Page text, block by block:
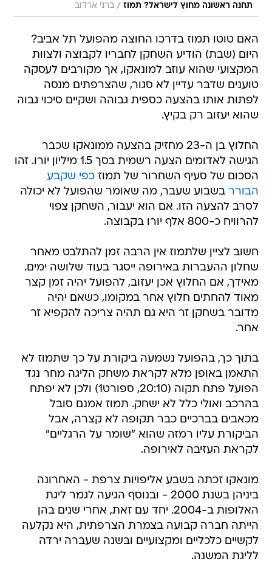
תחנה ראשונה מחוץ לישראל? תמוז / ברני ארדוב
האם טוטו תמוז בדרכו החוצה מהפועל תל אביב?
היום (שבת) הודיע השחקן לחבריו לקבוצה ולצוות
המקצועי שהוא עוזב למונאקו, אך מקורבים לעסקה
טוענים שדבר עדיין לא סגור, שהצרפתים מנסה
לפתות אותו בהצעה כספית גבוהה ושקיים סיכוי גבוה
שהוא יעזוב רק בקיץ.
החלוץ בן ה-23 מחזיק בהצעה ממונאקו שכבר
הגישה לאדומים הצעה רשמית בסך 1.5 מיליון יורו. זהו
הסכום של סעיף השחרור של תמוזכפי שקבע
הבורר בשבוע שעבר, מה שאומר שהפועל לא יכולה
לסרב להצעה הזו. אם הוא יעבור, השחקן צפוי
להרוויח כ-800 אלף יורו בקבוצה.
חשוב לציין שלתמוז אין הרבה זמן להתלבט מאחר
שחלון ההעברות באירופה ייסגר בעוד שלושה ימים.
מאידך, אם החלוץ אכן יעזוב, להפועל יהיה זמן קצר
מאוד להחתים חלוץ אחר במקומו, כשאם יהיה
מדובר בשחקן זר היא גם תהיה צריכה להקפיא זר
אחר.
בתוך כך, בהפועל נשמעה ביקורת על כך שתמוז לא
התאמן באופן מלא לקראת משחק הליגה מחר נגד
הפועל פתח תקוה (20:10, ספורט1) ולכן לא יפתח
בהרכב ואולי כלל לא ישחק. תמוז אמנם סובל
מכאבים בברכיים כבר תקופה לא קצרה, אבל
הביקורת עליו רמזה שהוא "שומר על הרגליים"
לקראת העזיבה לאירופה.
מונאקו זכתה בשבע אליפויות צרפת - האחרונה
ביניהן בשנת 2000 - ובנוסף הגיעה לגמר ליגת
האלופות ב-2004. יחד עם זאת, אחרי שנים בהן
הייתה חברה קבועה בצמרת הצרפתית, היא נקלעה
לקשיים כלכליים ומקצועיים ובשנה שעברה ירדה
לליגת המשנה.